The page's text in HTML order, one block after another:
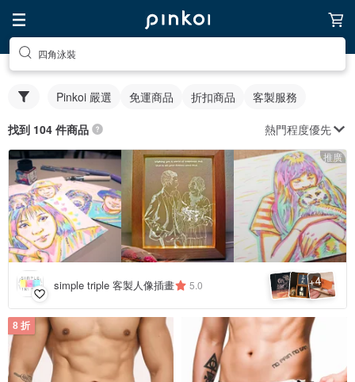
四角泳裝
Pinkoi 嚴選 免運商品 折扣商品 客製服務
找到 104 件商品 熱門程度優先
推廣
simple triple 客製人像插畫 5.0 +4
8 折